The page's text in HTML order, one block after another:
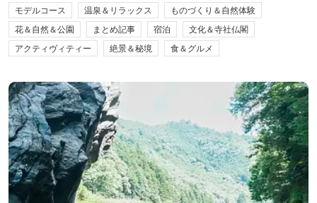
モデルコース
温泉＆リラックス
ものづくり＆自然体験
花＆自然＆公園
まとめ記事 宿泊
文化＆寺社仏閣
アクティヴィティー
絶景＆秘境 食＆グルメ